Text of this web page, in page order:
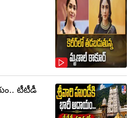
టీటీడీ